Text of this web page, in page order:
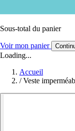
Sous-total du panier
Voir mon panier
Loading...
Accueil
/ Veste